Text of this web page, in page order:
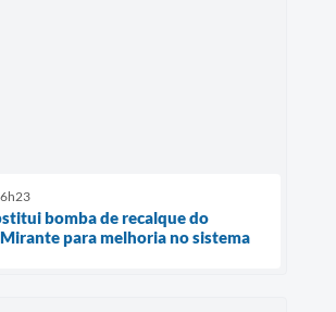
bomba de recalque do
para melhoria no sistema